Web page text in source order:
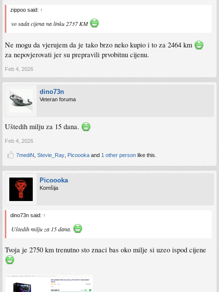
zippoo said: ↑
vo sada cijena na linku 2737 KM
Ne mogu da vjerujem da je tako brzo neko kupio i to za 2464 km
za nepovjerovati jer su prepravili prvobitnu cijenu.
Feb 4, 2026
dino73n
Veteran foruma
Uštedih milju za 15 dana.
Feb 4, 2026
7mediN Stevie_Ray Picoooka and 1 other person like this.
Picoooka
Komšija
dino73n said: ↑
Uštedih milju za 15 dana.
Tvoja je 2750 km trenutno sto znaci bas oko milje si uzeo ispod cijene